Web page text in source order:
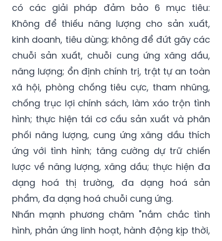
có các giải pháp đảm bảo 6 mục tiêu:
Không để thiếu năng lượng cho sản xuất,
kinh doanh, tiêu dùng; không để đứt gãy các
chuỗi sản xuất, chuỗi cung ứng xăng dầu,
năng lượng; ổn định chính trị, trật tự an toàn
xã hội, phòng chống tiêu cực, tham nhũng,
chống trục lợi chính sách, làm xáo trộn tình
hình; thực hiện tái cơ cấu sản xuất và phân
phối năng lượng, cung ứng xăng dầu thích
ứng với tình hình; tăng cường dự trữ chiến
lược về năng lượng, xăng dầu; thực hiện đa
dạng hoá thị trường, đa dạng hoá sản
phẩm, đa dạng hoá chuỗi cung ứng.
Nhấn mạnh phương châm "nắm chắc tình
hình, phản ứng linh hoạt, hành động kịp thời,